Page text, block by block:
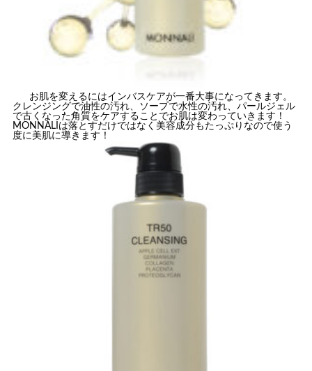
お肌を変えるにはインバスケアが一番大事になってきます。
クレンジングで油性の汚れ、ソープで水性の汚れ、パールジェル
で古くなった角質をケアすることでお肌は変わっていきます！
MONNALIは落とすだけではなく美容成分もたっぷりなので使う
度に美肌に導きます！